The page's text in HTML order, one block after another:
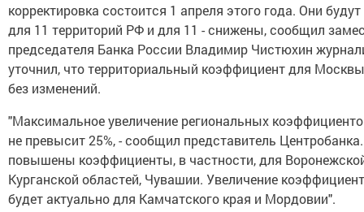
корректировка состоится 1 апреля этого года. Они
для 11 территорий РФ и для 11 - снижены, сообщил
председателя Банка России Владимир Чистюхин
уточнил, что территориальный коэффициент для
без изменений.
"Максимальное увеличение региональных
не превысит 25%, - сообщил представитель
повышены коэффициенты, в частности, для
Курганской областей, Чувашии. Увеличение
будет актуально для Камчатского края и Мордовии".